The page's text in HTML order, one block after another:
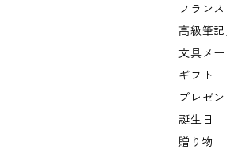
フランス
高級筆
文具メ
ギフト
プレゼン
誕生日
贈り物